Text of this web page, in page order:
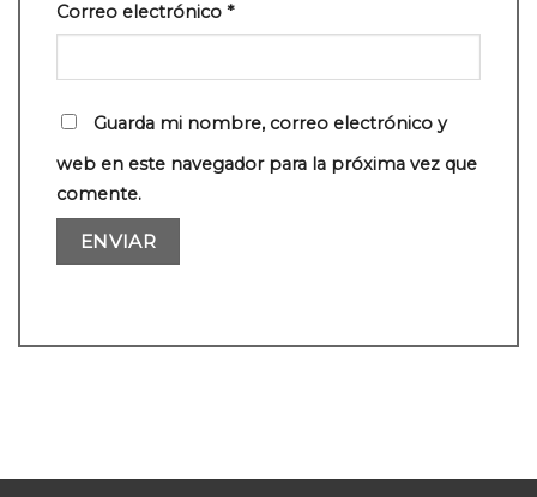
Correo electrónico *
Guarda mi nombre, correo electrónico y
web en este navegador para la próxima vez que
comente.